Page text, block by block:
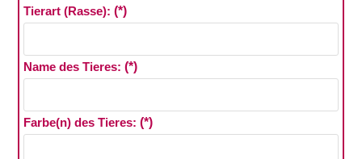
Tierart (Rasse):(*)
Name des Tieres:(*)
Farbe(n) des Tieres:(*)